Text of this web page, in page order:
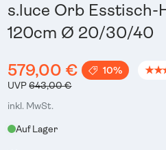
s.luce Orb Esstisch-
120cm Ø 20/30/40
579,00 €
UVP643,00 €
10%
inkl. MwSt.
Auf Lager